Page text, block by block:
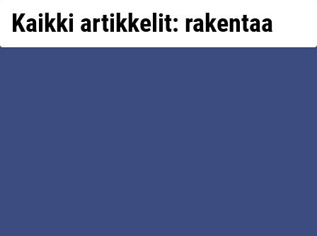
Kaikki artikkelit: rakentaa